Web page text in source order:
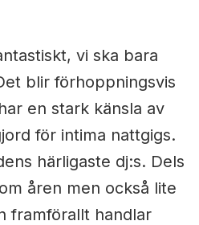
vi ska bara
blir förhoppningsvis
en stark känsla av
för intima nattgigs.
härligaste dj:s. Dels
åren men också lite
framförallt handlar